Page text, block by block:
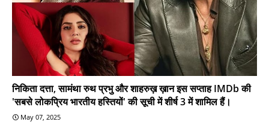
निकिता दत्ता, सामंथा रुथ प्रभु और शाहरुख़ ख़ान इस सप्ताह IMDb की
'सबसे लोकप्रिय भारतीय हस्तियों' की सूची में शीर्ष 3 में शामिल हैं।
May 07, 2025